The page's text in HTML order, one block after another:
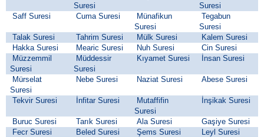
Suresi
Suresi
Saff Suresi
Cuma Suresi
Münafikun
Suresi
Tegabun
Suresi
Talak Suresi
Tahrim Suresi Mülk Suresi
Kalem Suresi
Hakka Suresi
Mearic Suresi Nuh Suresi
Cin Suresi
Müzzemmil
Suresi
Müddessir
Suresi
Kıyamet Suresi İnsan Suresi
Mürselat
Suresi
Nebe Suresi Naziat Suresi Abese Suresi
Tekvir Suresi İnfitar Suresi
Mutaffifin
Suresi
İnşikak Suresi
Buruc Suresi Tarık Suresi Ala Suresi
Gaşiye Suresi
Fecr Suresi
Beled Suresi Şems Suresi
Leyl Suresi